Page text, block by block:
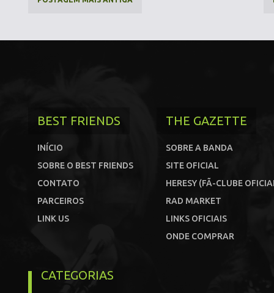
BEST FRIENDS
INÍCIO
SOBRE O BEST FRIENDS
CONTATO
PARCEIROS
LINK US
THE GAZETTE
SOBRE A BANDA
SITE OFICIAL
HERESY (FÃ-CLUBE
RAD MARKET
LINKS OFICIAIS
ONDE COMPRAR
CATEGORIAS